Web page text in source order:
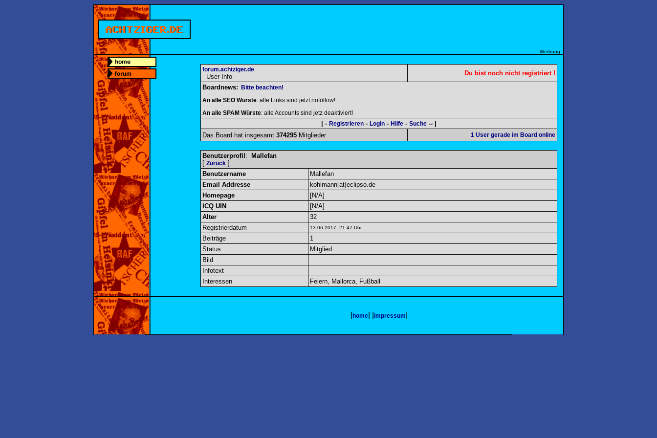
Werbung
forum.achtziger.de
User-Info
Du bist noch nicht registriert !
Boardnews:
Bitte beachten!
An alle SEO Würste: alle Links sind jetzt nofollow!
An alle SPAM Würste: alle Accounts sind jetz deaktiviert!
| - Registrieren - Login - Hilfe - Suche -- |
Das Board hat insgesamt 374295 Mitglieder 1 User gerade im Board online
Benutzerprofil :
Mallefan
[ Zurück ]
Benutzername
Mallefan
Email Addresse
kohlmann[at]eclipso.de
Homepage
[N/A]
ICQ UIN
[N/A]
Alter
32
Registrierdatum
13.06.2017, 21:47 Uhr
Beiträge
1
Status
Mitglied
Bild
Infotext
Interessen
Feiern, Mallorca, Fußball
home| | impressum